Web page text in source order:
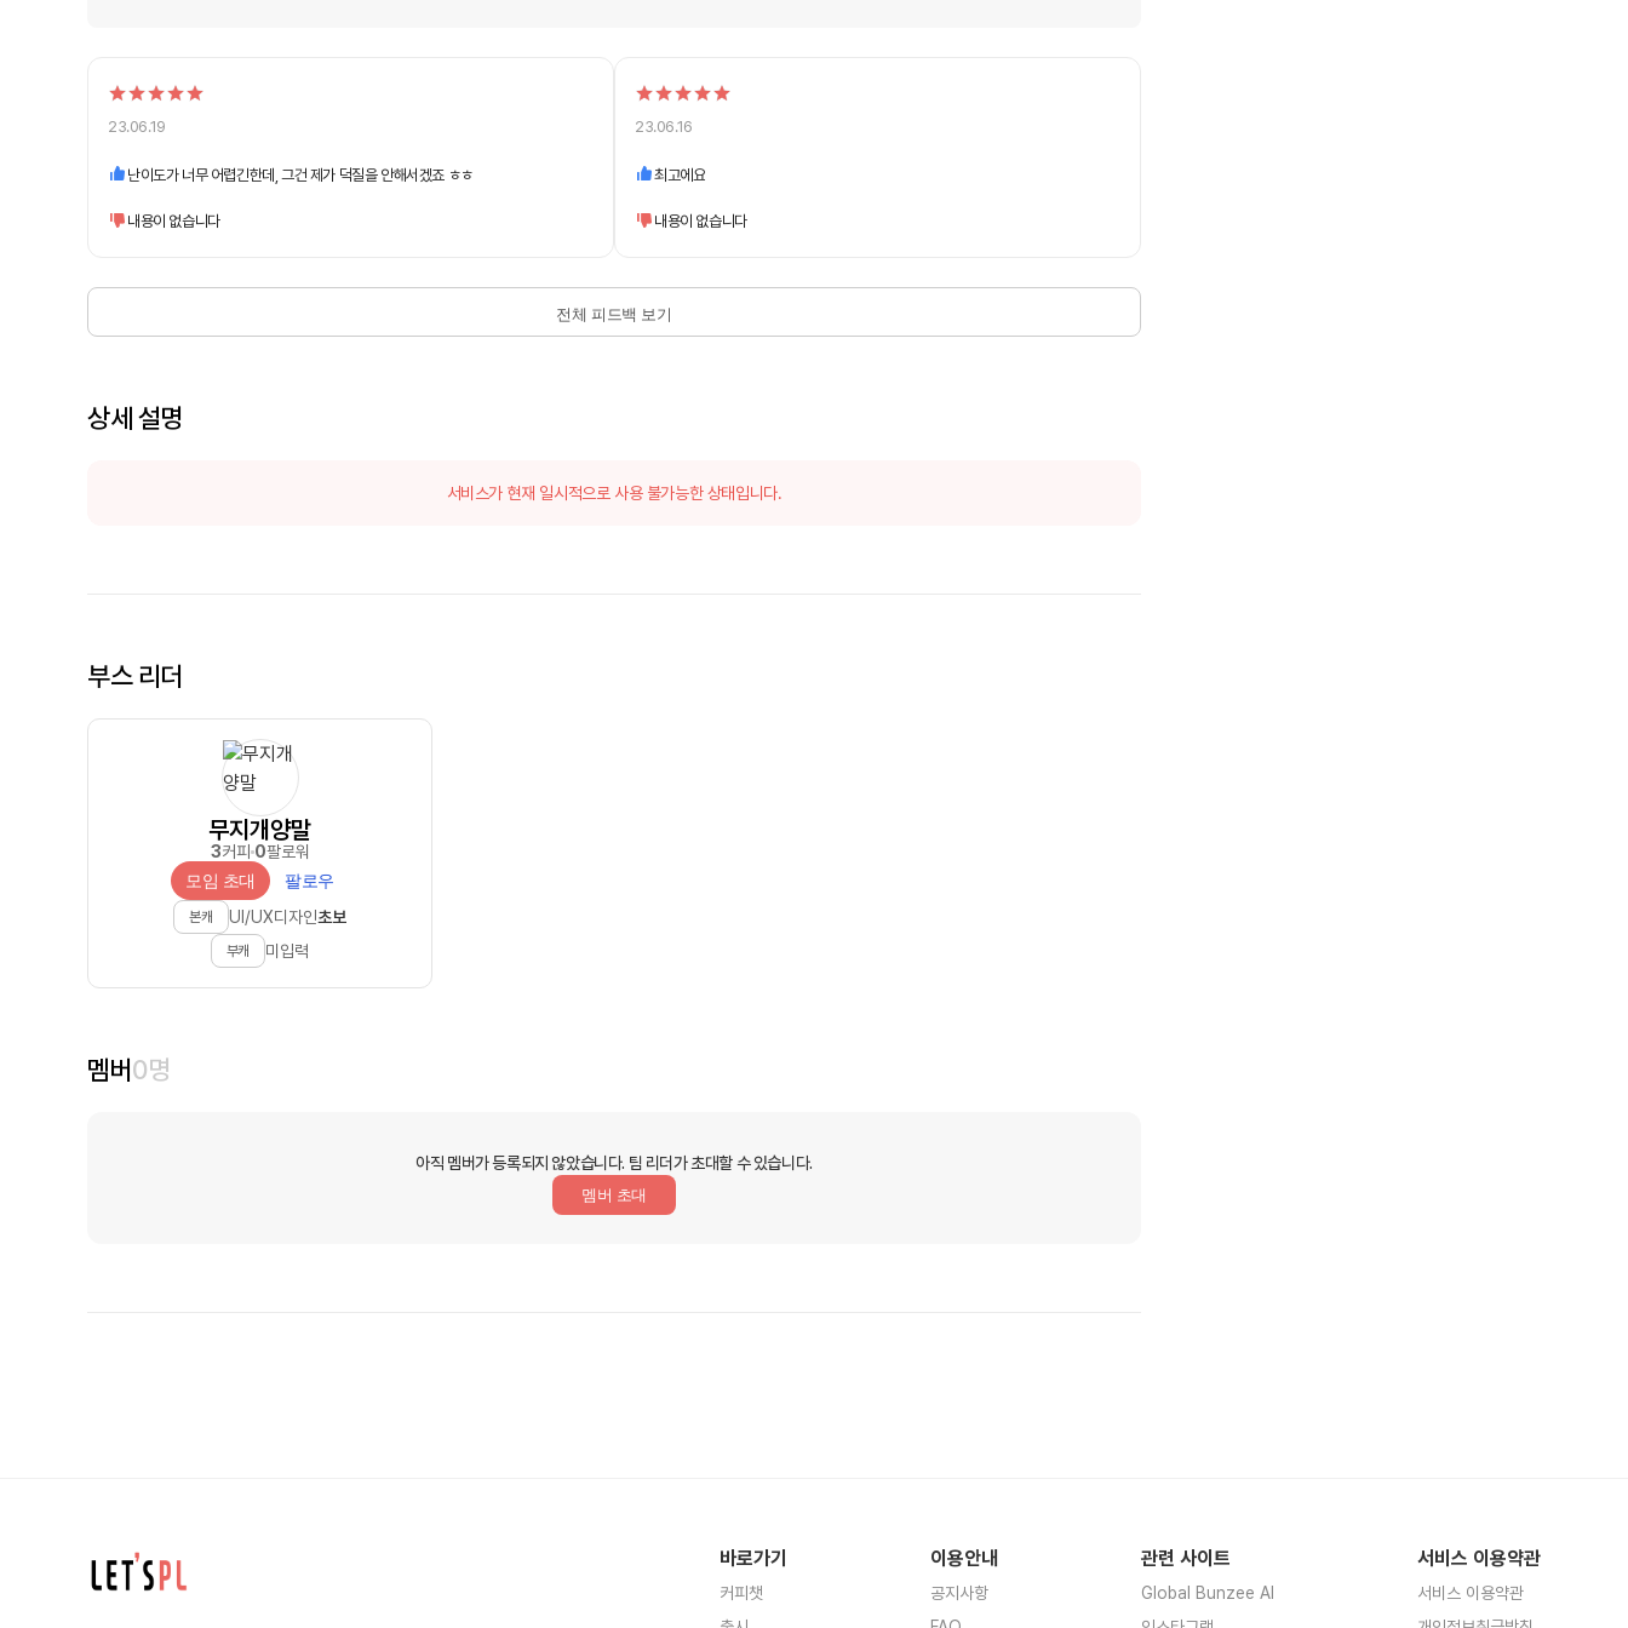
23.06.19
난이도가 너무 어렵긴한데, 그건 제가 덕질을 안해서겠죠 ㅎㅎ
내용이 없습니다
23.06.16
최고에요
내용이 없습니다
전체 피드백 보기
상세 설명
서비스가 현재 일시적으로 사용 불가능한 상태입니다.
부스 리더
무지개양말
3커피 0팔로워
모임 초대
팔로우
본캐 UI/UX디자인초보
부캐 미입력
멤버0명
아직 멤버가 등록되지 않았습니다. 팀 리더가 초대할 수 있습니다.
멤버 초대
바로가기
커피챗
이용안내
공지사항
관련 사이트
Global Bunzee AI
서비스 이용약관
서비스 이용약관